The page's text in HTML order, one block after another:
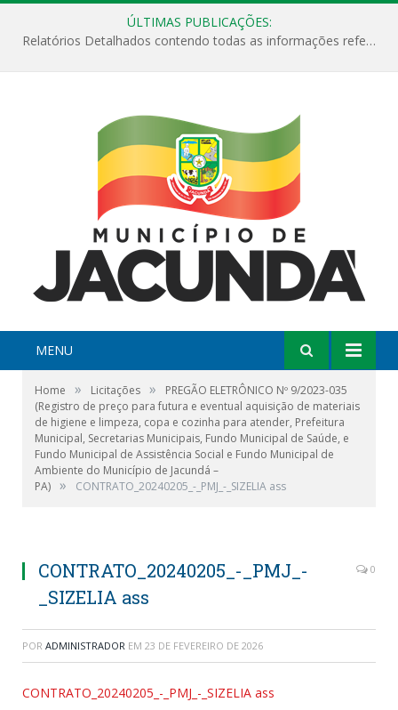
ÚLTIMAS PUBLICAÇÕES:
Relatórios Detalhados contendo todas as informações referentes a execução de recursos destinados ao fomento de projetos culturais no Município de Jacundá entre os anos de 2022 ao presente ano de 2026.
MENU
Home » Licitações »
PREGÃO ELETRÔNICO Nº 9/2023-035
(Registro de preço para futura e eventual aquisição de materiais
de higiene e limpeza, copa e cozinha para atender, Prefeitura
Municipal, Secretarias Municipais, Fundo Municipal de Saúde, e
Fundo Municipal de Assistência Social e Fundo Municipal de
Ambiente do Município de Jacundá –
PA) » CONTRATO_20240205_-_PMJ_-_SIZELIA ass
CONTRATO_20240205_-_PMJ_-
_SIZELIA ass
0
POR ADMINISTRADOR EM 23 DE FEVEREIRO DE 2026
CONTRATO_20240205_-_PMJ_-_SIZELIA ass